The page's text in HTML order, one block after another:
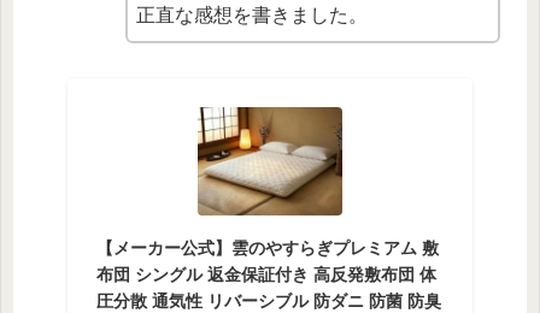
正直な感想を書きました。
【メーカー公式】雲のやすらぎプレミアム 敷
布団 シングル 返金保証付き 高反発敷布団 体
圧分散 通気性 リバーシブル 防ダニ 防菌 防臭